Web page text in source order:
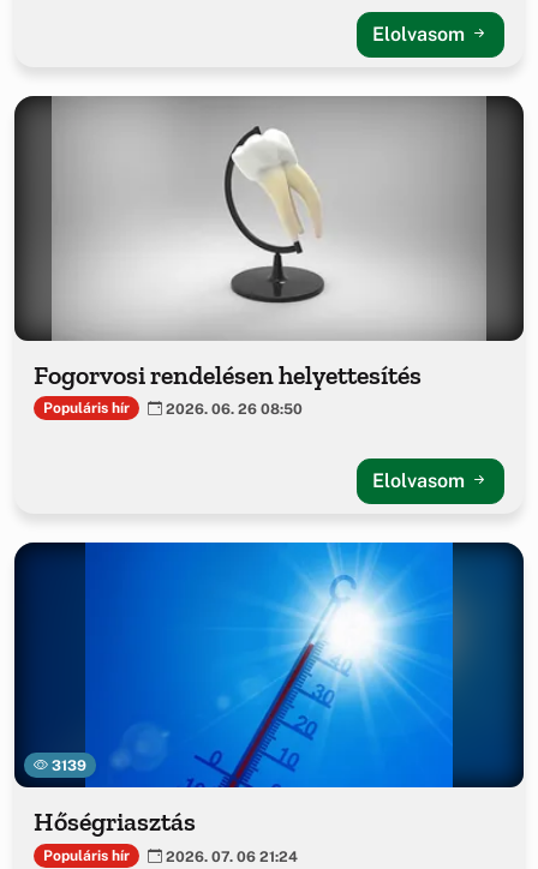
Elolvasom
Fogorvosi rendelésen helyettesítés
Populáris hír 2026. 06. 26 08:50
Elolvasom
3139
Hőségriasztás
Populáris hír 2026. 07. 06 21:24